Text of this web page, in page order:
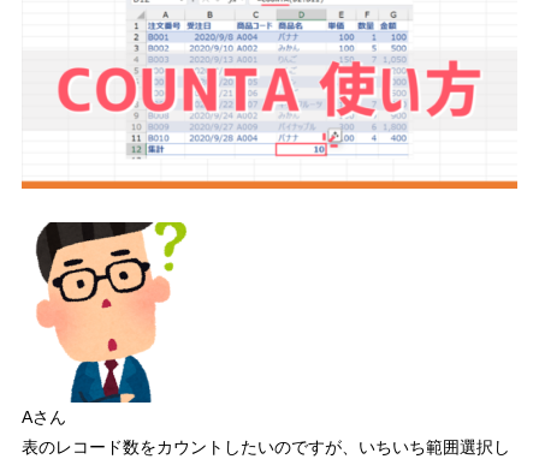
Aさん
表のレコード数をカウントしたいのですが、いちいち範囲選択し
サンプルファイルで練習しよう！
さいごに